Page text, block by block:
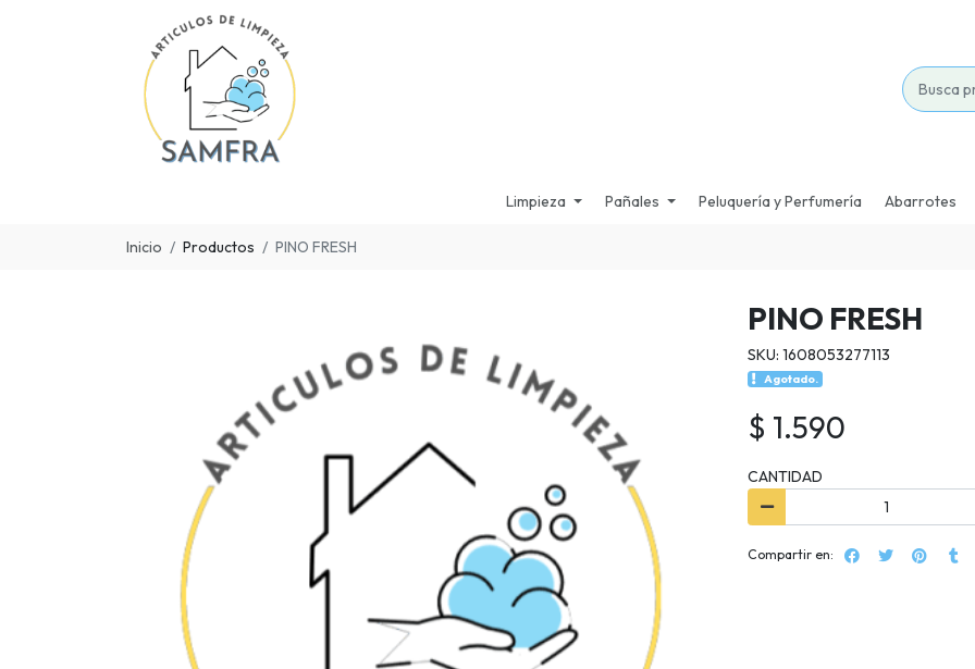
Limpieza Pañales Peluquería y Perfumería Abarrotes
Inicio Productos PINO FRESH
PINO FRESH
SKU: 1608053277113
Agotado.
$ 1.590
CANTIDAD
Compartir en: